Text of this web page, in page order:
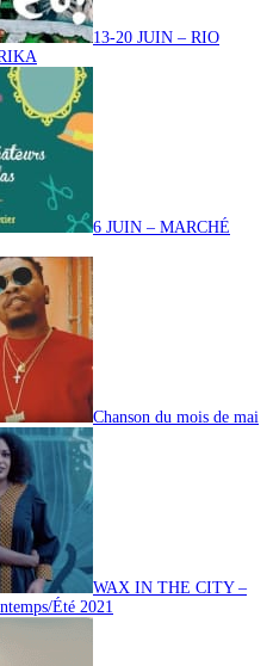
13-20 JUIN – RIO
6 JUIN – MARCHÉ
Chanson du mois de mai
WAX IN THE CITY –
Été 2021